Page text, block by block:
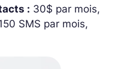
: 30$ par mois,
SMS par mois,